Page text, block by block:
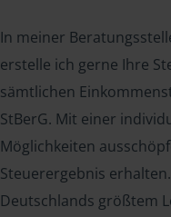
In meiner
erstelle ich gerne Ihre
sämtlichen
StBerG. Mit einer
Möglichkeiten
Steuerergebnis
Deutschlands größtem